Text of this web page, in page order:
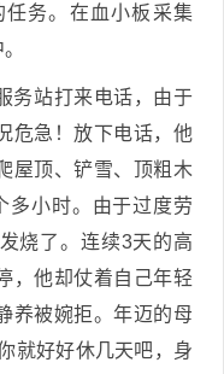
务。在血小板采集
务站打来电话，由于
危急！放下电话，他
屋顶、铲雪、顶粗木
小时。由于过度劳
烧了。连续3天的高
，他却仗着自己年轻
养被婉拒。年迈的母
就好好休几天吧，身